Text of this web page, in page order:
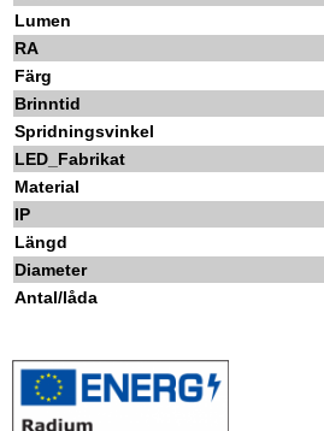
Lumen
RA
Färg
Brinntid
Spridningsvinkel
LED_Fabrikat
Material
IP
Längd
Diameter
Antal/låda